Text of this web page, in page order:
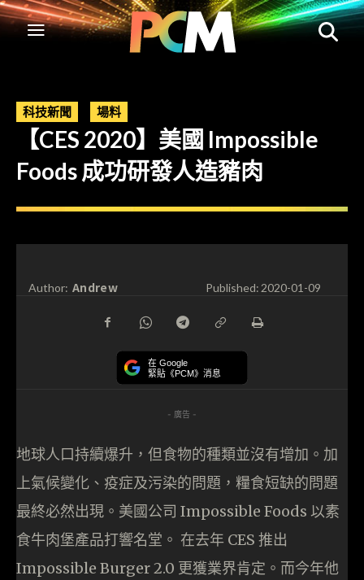
科技新聞 場料
【CES 2020】美國 Impossible
Foods 成功研發人造豬肉
Author: Andrew Published:2020-01-09
在 Google
緊貼《PCM》消息
- 廣告 -
地球人口持續爆升，但食物的種類並沒有增加。加
上氣候變化、疫症及污染的問題，糧食短缺的問題
最終必然出現。美國公司 Impossible Foods 以素
食牛肉堡產品打響名堂。 在去年 CES 推出
Impossible Burger 2.0 更獲業界肯定。而今年他